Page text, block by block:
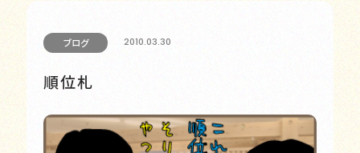
ブログ 2010.03.30
順位札